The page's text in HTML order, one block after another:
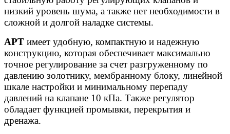
низкий уровень шума, а также нет необходимости в
сложной и долгой наладке системы.
APT имеет удобную, компактную и надежную
конструкцию, которая обеспечивает максимально
точное регулирование за счет разгруженному по
давлению золотнику, мембранному блоку, линейной
шкале настройки и минимальному перепаду
давлений на клапане 10 кПа. Также регулятор
обладает функцией промывки, перекрытия и
дренажа.